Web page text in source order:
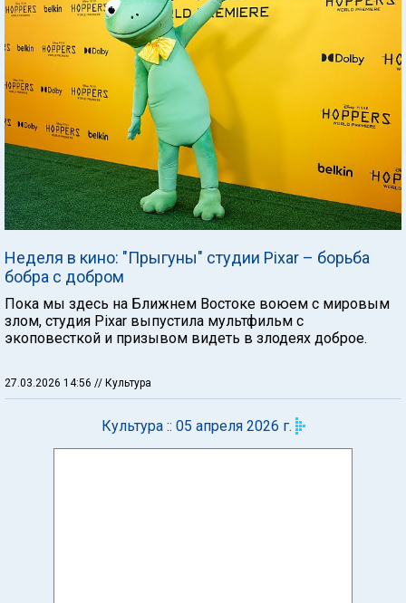
Неделя в кино: "Прыгуны" студии Pixar – борьба
бобра с добром
Пока мы здесь на Ближнем Востоке воюем с мировым
злом, студия Pixar выпустила мультфильм с
экоповесткой и призывом видеть в злодеях доброе.
27.03.2026 14:56 // Культура
Культура :: 05 апреля 2026 г.